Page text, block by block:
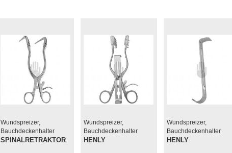
Wundspreizer,
Bauchdeckenhalter
SPINALRETRAKTOR
Wundspreizer,
Bauchdeckenhalter
HENLY
Wundspreizer,
Bauchdeckenhalter
HENLY